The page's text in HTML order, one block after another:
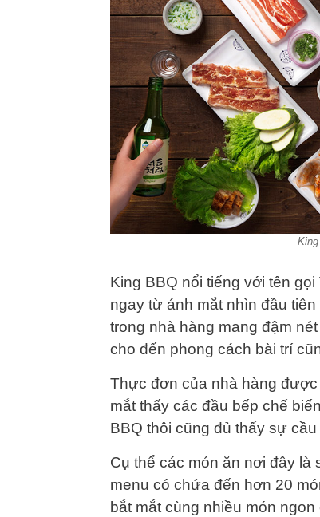
King BBQ nổi tiếng với tên
ngay từ ánh mắt nhìn đầu
trong nhà hàng mang đậm
cho đến phong cách bài trí
Thực đơn của nhà hàng
mắt thấy các đầu bếp chế
BBQ thôi cũng đủ thấy sự
Cụ thể các món ăn nơi đây
menu có chứa đến hơn 20
bắt mắt cùng nhiều món